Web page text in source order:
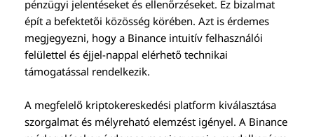
pénzügyi jelentéseket és ellenőrzéseket. Ez bizalmat
épít a befektetői közösség körében. Azt is érdemes
megjegyezni, hogy a Binance intuitív felhasználói
felülettel és éjjel-nappal elérhető technikai
támogatással rendelkezik.
A megfelelő kriptokereskedési platform kiválasztása
szorgalmat és mélyreható elemzést igényel. A Binance